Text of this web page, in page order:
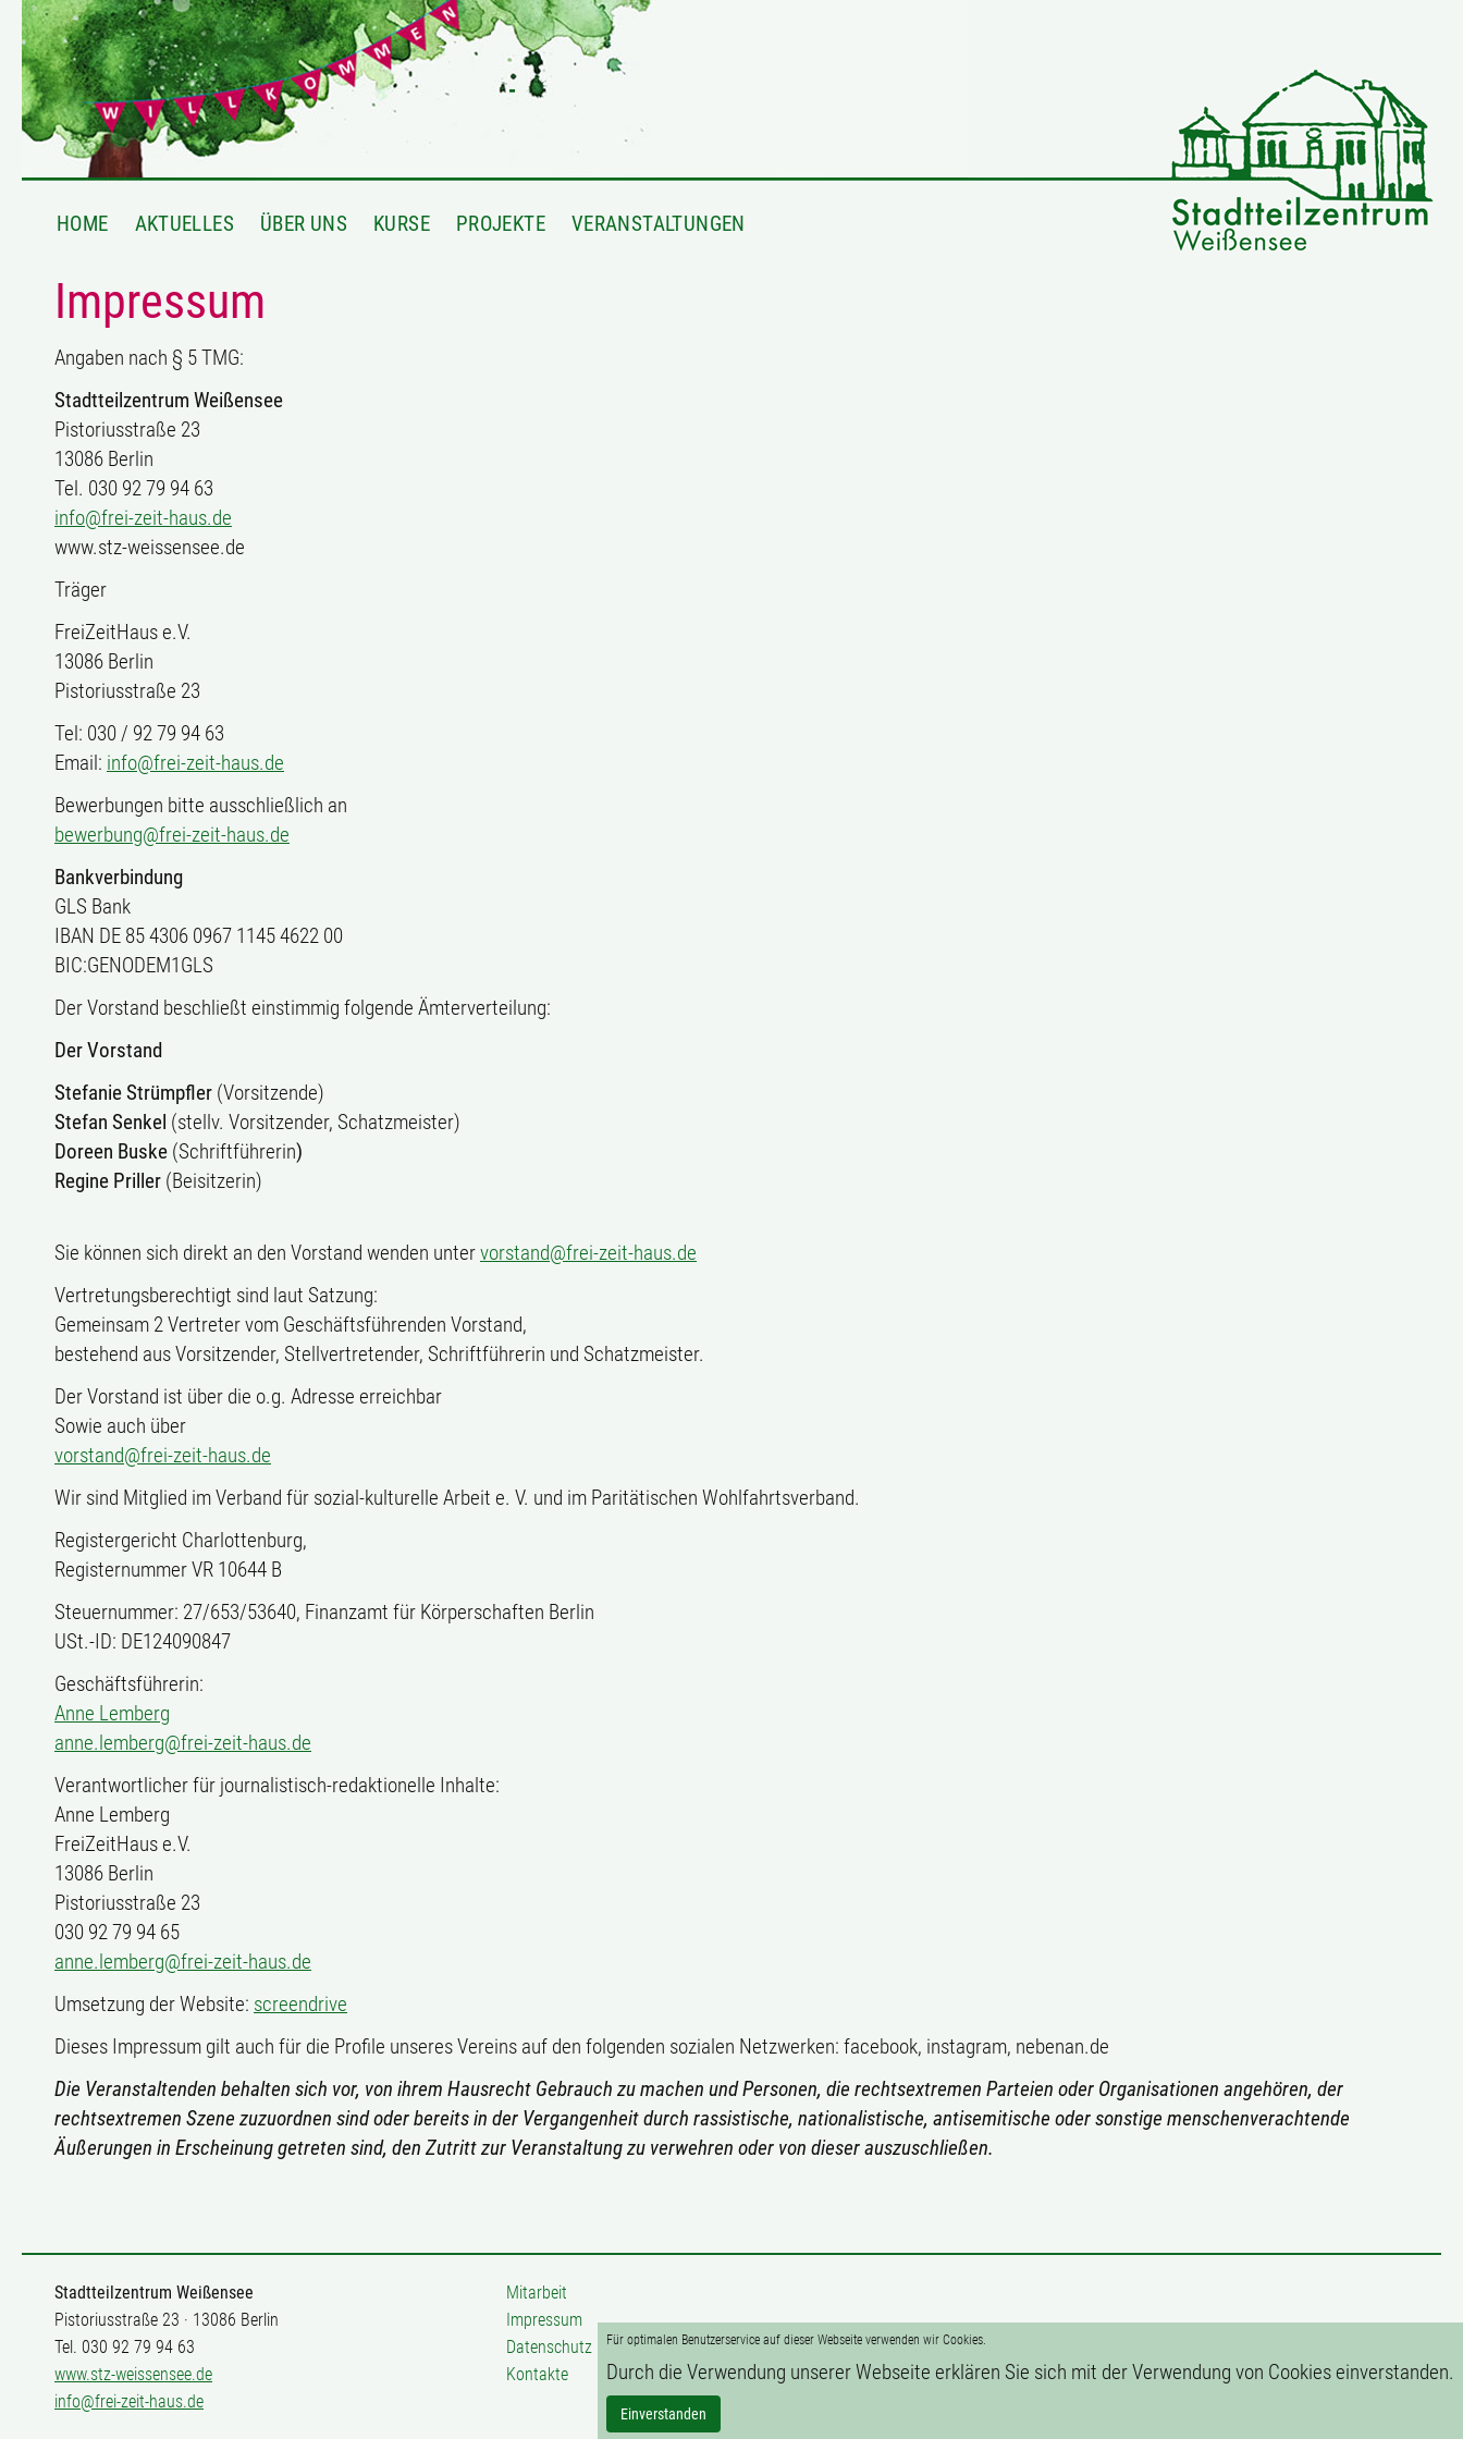
Für optimalen Benutzerservice auf dieser Webseite verwenden wir Cookies.
Durch die Verwendung unserer Webseite erklären Sie sich mit der Verwendung von Cookies einverstanden.
Einverstanden
HOME AKTUELLES ÜBER UNS KURSE PROJEKTE VERANSTALTUNGEN
Impressum
Angaben nach § 5 TMG:
Stadtteilzentrum Weißensee
Pistoriusstraße 23
13086 Berlin
Tel. 030 92 79 94 63
info@frei-zeit-haus.de
www.stz-weissensee.de
Träger
FreiZeitHaus e.V.
13086 Berlin
Pistoriusstraße 23
Tel: 030 / 92 79 94 63
Email: info@frei-zeit-haus.de
Bewerbungen bitte ausschließlich an
bewerbung@frei-zeit-haus.de
Bankverbindung
GLS Bank
IBAN DE 85 4306 0967 1145 4622 00
BIC:GENODEM1GLS
Der Vorstand beschließt einstimmig folgende Ämterverteilung:
Der Vorstand
Stefanie Strümpfler (Vorsitzende)
Stefan Senkel (stellv. Vorsitzender, Schatzmeister)
Doreen Buske (Schriftführerin)
Regine Priller (Beisitzerin)
Sie können sich direkt an den Vorstand wenden untervorstand@frei-zeit-haus.de
Vertretungsberechtigt sind laut Satzung:
Gemeinsam 2 Vertreter vom Geschäftsführenden Vorstand,
bestehend aus Vorsitzender, Stellvertretender, Schriftführerin und Schatzmeister.
Der Vorstand ist über die o.g. Adresse erreichbar
Sowie auch über
vorstand@frei-zeit-haus.de
Wir sind Mitglied im Verband für sozial-kulturelle Arbeit e. V. und im Paritätischen Wohlfahrtsverband.
Registergericht Charlottenburg,
Registernummer VR 10644 B
Steuernummer: 27/653/53640, Finanzamt für Körperschaften Berlin
USt.-ID: DE124090847
Geschäftsführerin:
Anne Lemberg
anne.lemberg@frei-zeit-haus.de
Verantwortlicher für journalistisch-redaktionelle Inhalte:
Anne Lemberg
FreiZeitHaus e.V.
13086 Berlin
Pistoriusstraße 23
030 92 79 94 65
anne.lemberg@frei-zeit-haus.de
Umsetzung der Website: screendrive
Dieses Impressum gilt auch für die Profile unseres Vereins auf den folgenden sozialen Netzwerken: facebook, instagram, nebenan.de
Die Veranstaltenden behalten sich vor, von ihrem Hausrecht Gebrauch zu machen und Personen, die rechtsextremen Parteien oder Organisationen angehören, der
rechtsextremen Szene zuzuordnen sind oder bereits in der Vergangenheit durch rassistische, nationalistische, antisemitische oder sonstige menschenverachtende
Äußerungen in Erscheinung getreten sind, den Zutritt zur Veranstaltung zu verwehren oder von dieser auszuschließen.
Stadtteilzentrum Weißensee
Pistoriusstraße 23 · 13086 Berlin
Tel. 030 92 79 94 63
www.stz-weissensee.de
info@frei-zeit-haus.de
Mitarbeit
Impressum
Datenschutz
Kontakte